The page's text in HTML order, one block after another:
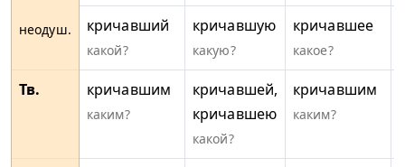
неодуш. кричавший
какой?
кричавшую
какую?
кричавшее
какое?
Тв. кричавшим
каким?
кричавшей,
кричавшею
какой?
кричавшим
каким?